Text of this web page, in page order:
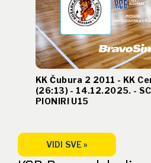
KK Čubura 2 2011 - KK
(26:13) - 14.12.2025. -
PIONIRI U15
VIDI SVE »